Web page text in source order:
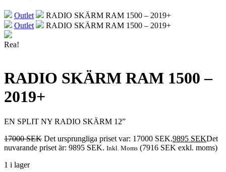
Outlet
RADIO SKÄRM RAM 1500 – 2019+
Outlet
RADIO SKÄRM RAM 1500 – 2019+
Rea!
RADIO SKÄRM RAM 1500 –
2019+
EN SPLIT NY RADIO SKÄRM 12”
17000SEK Det ursprungliga priset var: 17000 SEK.9895 SEKDet
nuvarande priset är: 9895 SEK. Inkl. Moms (7916 SEK exkl. moms)
1 i lager